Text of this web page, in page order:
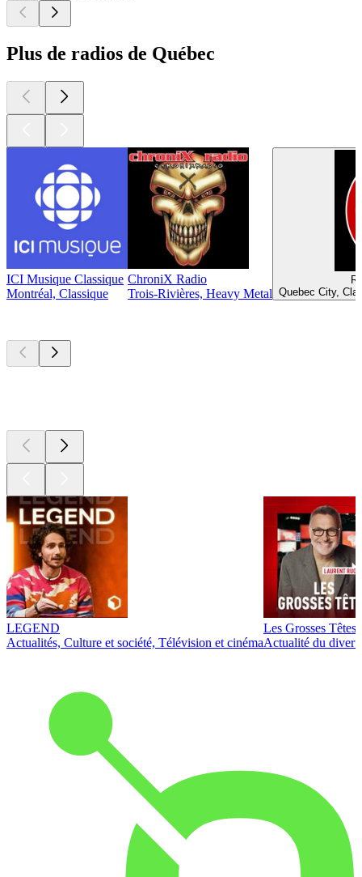
Plus de radios de Québec
ICI Musique Classique
Montréal, Classique
ChroniX Radio
Trois-Rivières, Heavy Metal Quebec City,
LEGEND
Actualités, Culture et société, Télévision et cinéma
Les Grosses Têtes
Actualité du